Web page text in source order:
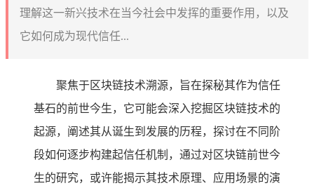
理解这一新兴技术在当今社会中发挥的重要作用，以及
它如何成为现代信任...
聚焦于区块链技术溯源，旨在探秘其作为信任
基石的前世今生，它可能会深入挖掘区块链技术的
起源，阐述其从诞生到发展的历程，探讨在不同阶
段如何逐步构建起信任机制，通过对区块链前世今
生的研究，或许能揭示其技术原理、应用场景的演